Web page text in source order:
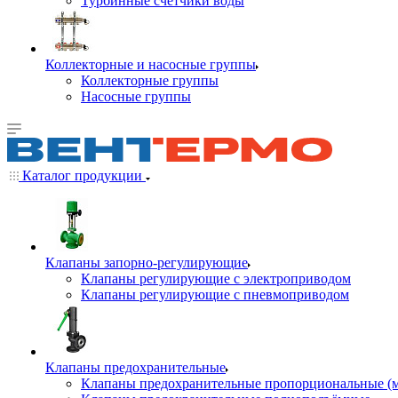
Коллекторные и насосные группы
Коллекторные группы
Насосные группы
Каталог продукции
Клапаны запорно-регулирующие
Клапаны регулирующие с электроприводом
Клапаны регулирующие с пневмоприводом
Клапаны предохранительные
Клапаны предохранительные пропорциональные